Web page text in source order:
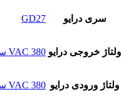
سری درایو GD27
ولتاژ خروجی درایو 380 VAC سه فاز
ولتاژ ورودی درایو 380 VAC سه فاز